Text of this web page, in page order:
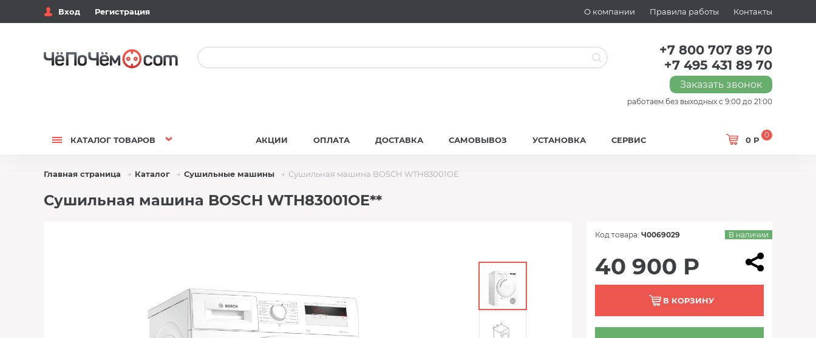
Вход Регистрация О компании Правила работы Контакты
+7 800 707 89 70
+7 495 431 89 70
Заказать звонок
работаем без выходных с 9:00 до 21:00
КАТАЛОГ ТОВАРОВ 0 Р
0
АКЦИИ ОПЛАТА ДОСТАВКА САМОВЫВОЗ УСТАНОВКА СЕРВИС
Главная страница Каталог Сушильные машины Сушильная машина BOSCH WTH83001OE
Сушильная машина BOSCH WTH83001OE**
Код товара: Ч0069029 В наличии
40 900 Р
В КОРЗИНУ